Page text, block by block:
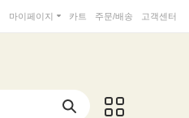
마이페이지 카트 주문/배송 고객센터